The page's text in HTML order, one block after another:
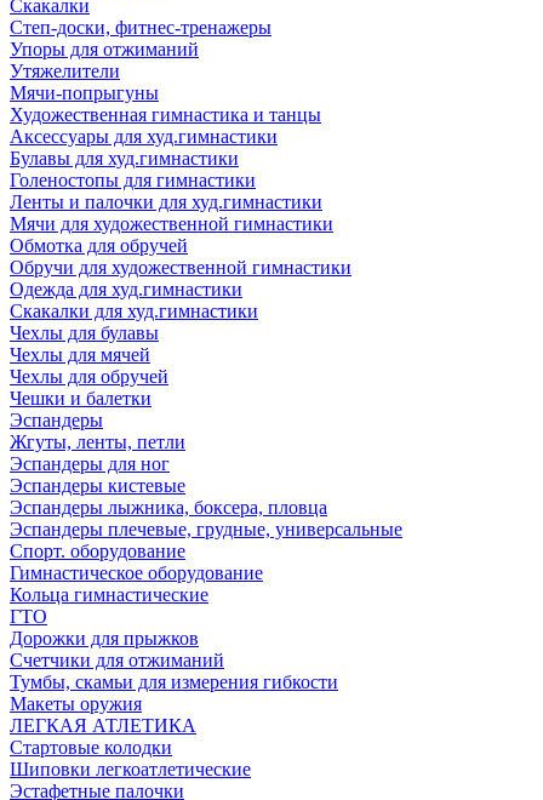
Скакалки
Степ-доски, фитнес-тренажеры
Упоры для отжиманий
Утяжелители
Мячи-попрыгуны
Художественная гимнастика и танцы
Аксессуары для худ.гимнастики
Булавы для худ.гимнастики
Голеностопы для гимнастики
Ленты и палочки для худ.гимнастики
Мячи для художественной гимнастики
Обмотка для обручей
Обручи для художественной гимнастики
Одежда для худ.гимнастики
Скакалки для худ.гимнастики
Чехлы для булавы
Чехлы для мячей
Чехлы для обручей
Чешки и балетки
Эспандеры
Жгуты, ленты, петли
Эспандеры для ног
Эспандеры кистевые
Эспандеры лыжника, боксера, пловца
Эспандеры плечевые, грудные, универсальные
Спорт. оборудование
Гимнастическое оборудование
Кольца гимнастические
ГТО
Дорожки для прыжков
Счетчики для отжиманий
Тумбы, скамьи для измерения гибкости
Макеты оружия
ЛЕГКАЯ АТЛЕТИКА
Стартовые колодки
Шиповки легкоатлетические
Эстафетные палочки